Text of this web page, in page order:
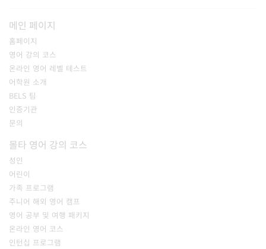
메인 페이지
홈페이지
영어 강의 코스
온라인 영어 레벨 테스트
어학원 소개
BELS 팀
인증기관
문의
몰타 영어 강의 코스
성인
어린이
가족 프로그램
주니어 해외 영어 캠프
영어 공부 및 여행 패키지
온라인 영어 코스
인턴십 프로그램